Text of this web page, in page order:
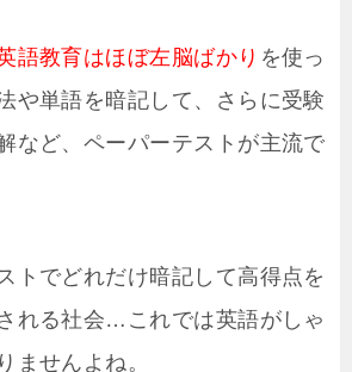
語教育はほぼ左脳ばかり を使っ
や単語を暗記して、さらに受験
など、ペーパーテストが主流で
トでどれだけ暗記して高得点を
れる社会…これでは英語がしゃ
ませんよね。